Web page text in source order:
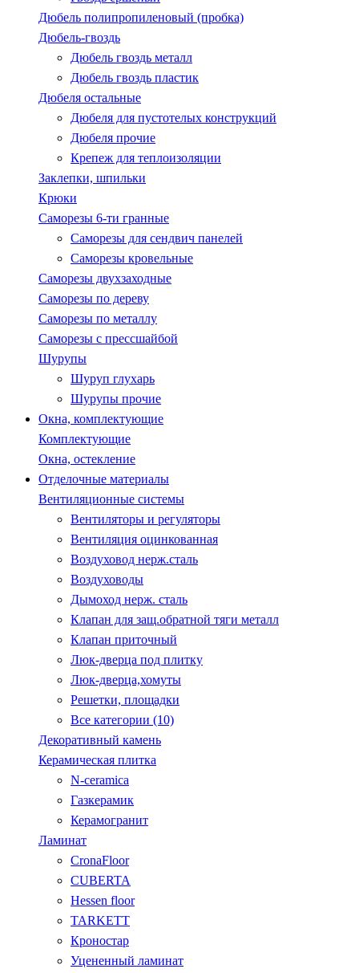
Дюбель полипропиленовый (пробка)
Дюбель-гвоздь
Дюбель гвоздь металл
Дюбель гвоздь пластик
Дюбеля остальные
Дюбеля для пустотелых конструкций
Дюбеля прочие
Крепеж для теплоизоляции
Заклепки, шпильки
Крюки
Саморезы 6-ти гранные
Саморезы для сендвич панелей
Саморезы кровельные
Саморезы двухзаходные
Саморезы по дереву
Саморезы по металлу
Саморезы с пресcшайбой
Шурупы
Шуруп глухарь
Шурупы прочие
Окна, комплектующие
Комплектующие
Окна, остекление
Отделочные материалы
Вентиляционные системы
Вентиляторы и регуляторы
Вентиляция оцинкованная
Воздуховод нерж.сталь
Воздуховоды
Дымоход нерж. сталь
Клапан для защ.обратной тяги металл
Клапан приточный
Люк-дверца под плитку
Люк-дверца,хомуты
Решетки, площадки
Все категории (10)
Декоративный камень
Керамическая плитка
N-ceramica
Газкерамик
Керамогранит
Ламинат
CronaFloor
CUBERTA
Hessen floor
TARKETT
Кроностар
Уцененный ламинат